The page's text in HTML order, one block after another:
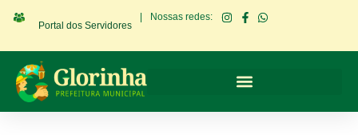
Portal dos Servidores
Nossas redes: